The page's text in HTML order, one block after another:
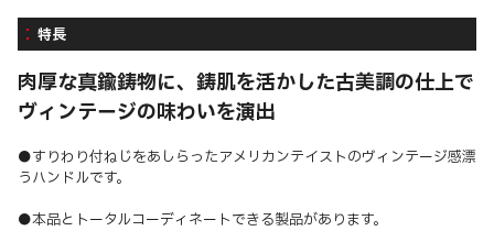
特長
肉厚な真鍮鋳物に、鋳肌を活かした古美調の仕上で
ヴィンテージの味わいを演出
●すりわり付ねじをあしらったアメリカンテイストのヴィンテージ感漂
うハンドルです。
●本品とトータルコーディネートできる製品があります。